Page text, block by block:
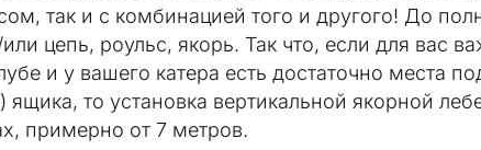
так и с комбинацией того и другого! До
цепь, роульс, якорь. Так что, если для вас
и у вашего катера есть достаточно места
ящика, то установка вертикальной якорной
примерно от 7 метров.